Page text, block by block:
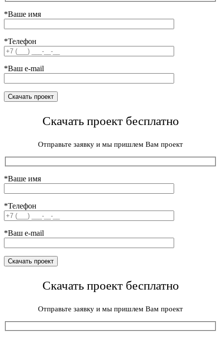
*Ваше имя
*Телефон
*Ваш e-mail
Скачать проект бесплатно
Отправьте заявку и мы пришлем Вам проект
*Ваше имя
*Телефон
*Ваш e-mail
Скачать проект бесплатно
Отправьте заявку и мы пришлем Вам проект